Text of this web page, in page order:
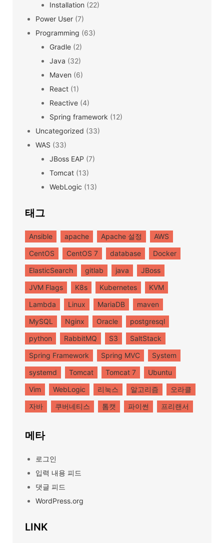
Installation (22)
Power User (7)
Programming (63)
Gradle (2)
Java (32)
Maven (6)
React (1)
Reactive (4)
Spring framework (12)
Uncategorized (33)
WAS (33)
JBoss EAP (7)
Tomcat (13)
WebLogic (13)
태그
Ansible apache Apache 설정
AWS
CentOS
CentOS 7 database
Docker
ElasticSearch
gitlab java
JBoss
JVM Flags
K8s Kubernetes
KVM
Lambda
Linux MariaDB
maven
MySQL
Nginx Oracle
postgresql
python
RabbitMQ S3
SaltStack
Spring Framework
Spring MVC
System
systemd
Tomcat Tomcat 7
Ubuntu
Vim
WebLogic 리눅스 알고리즘
오라클
자바
쿠버네티스 톰캣 파이썬 프리랜서
메타
로그인
입력 내용 피드
댓글 피드
WordPress.org
LINK